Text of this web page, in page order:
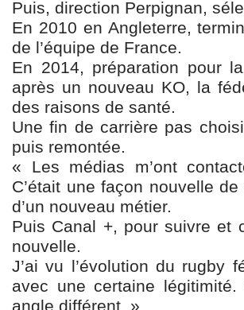
Puis, direction Perpignan,
En 2010 en Angleterre,
de l’équipe de France.
En 2014, préparation pour
après un nouveau KO, la
des raisons de santé.
Une fin de carrière pas
puis remontée.
« Les médias m’ont
C’était une façon nouvelle
d’un nouveau métier.
Puis Canal +, pour suivre et
nouvelle.
J’ai vu l’évolution du rugby
avec une certaine
angle différent. »